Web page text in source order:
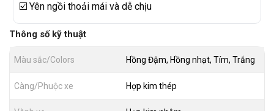
☑️ Yên ngồi thoải mái và dễ chịu
Thông số kỹ thuật
Màu sắc/Colors Hồng Đậm, Hồng nhạt, Tím, Trắng
Càng/Phuộc xe Hợp kim thép